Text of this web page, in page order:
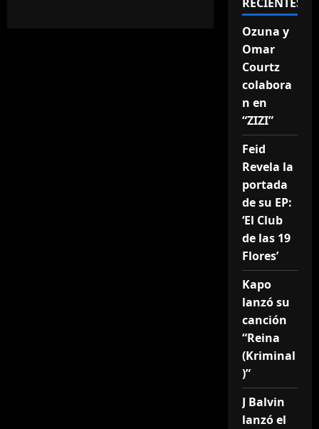
Ozuna y
Omar
Courtz
colabora
n en
“ZIZI”
Feid
Revela la
portada
de su EP:
‘El Club
de las 19
Flores’
Kapo
lanzó su
canción
“Reina
(Kriminal
)”
J Balvin
lanzó el